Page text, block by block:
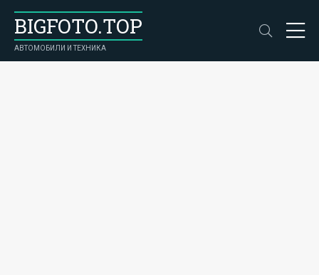
BIGFOTO.TOP
АВТОМОБИЛИ И ТЕХНИКА